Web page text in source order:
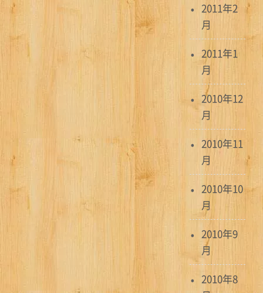
2011年2
月
2011年1
月
2010年12
月
2010年11
月
2010年10
月
2010年9
月
2010年8